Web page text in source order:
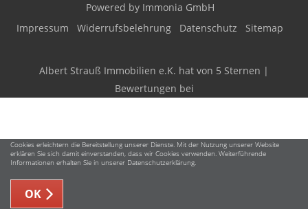
Cookies erleichtern die Bereitstellung unserer Dienste. Mit der Nutzung unserer Website
erklären Sie sich damit einverstanden, dass wir Cookies verwenden. Weiterführende
Informationen erhalten Sie in unserer Datenschutzerklärung.
OK
Powered by Immonia GmbH
Impressum
Widerrufsbelehrung Datenschutz Sitemap
Albert Strauß Immobilien e.K. hat von 5 Sternen |
Bewertungen bei